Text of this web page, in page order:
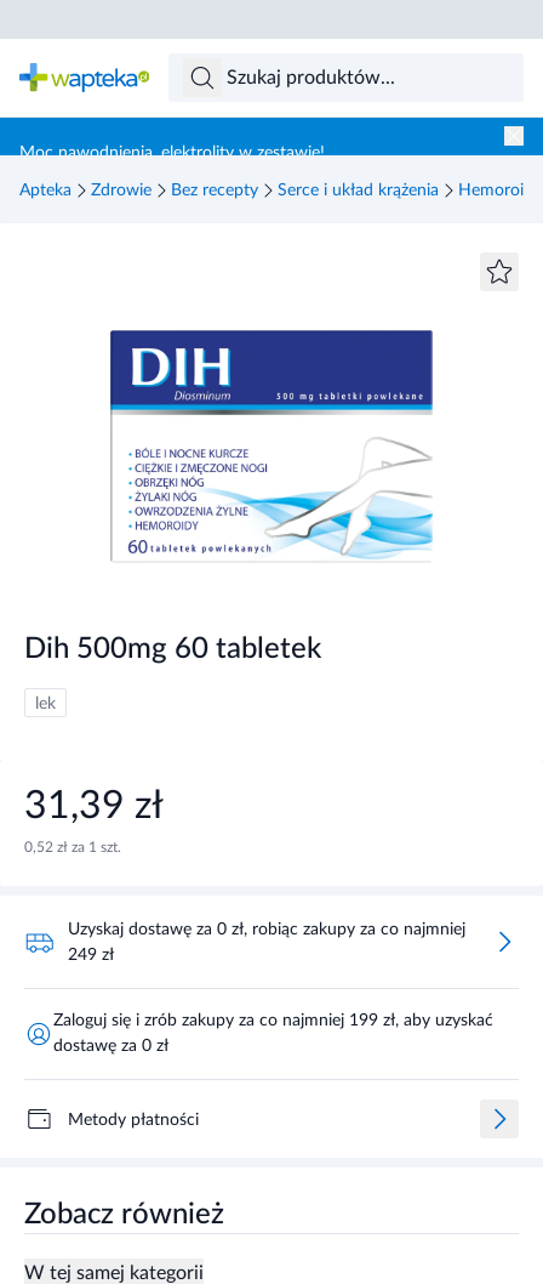
Moc nawodnienia, elektrolity w zestawie!
Apteka Zdrowie Bez recepty Serce i układ krążenia Hemoroidy
Dih 500mg 60 tabletek
lek
31,39 zł
0,52 zł za 1 szt.
Uzyskaj dostawę za 0 zł, robiąc zakupy za co najmniej
249 zł
Zaloguj się i zrób zakupy za co najmniej 199 zł, aby uzyskać
dostawę za 0 zł
Metody płatności
Zobacz również
W tej samej kategorii